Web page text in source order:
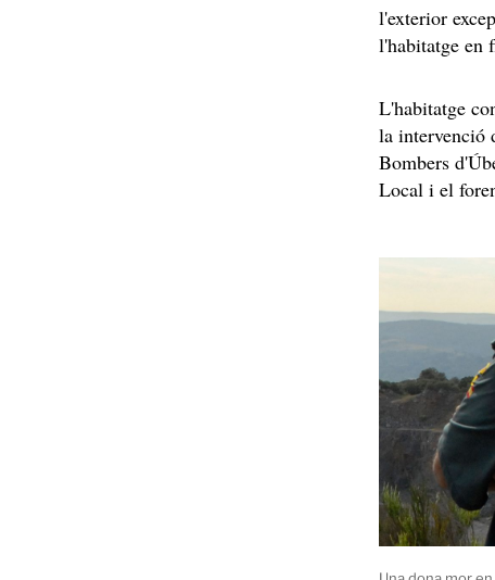
l'exterior
l'habitatge en
L'habitatge
la intervenció
Bombers
Local i el